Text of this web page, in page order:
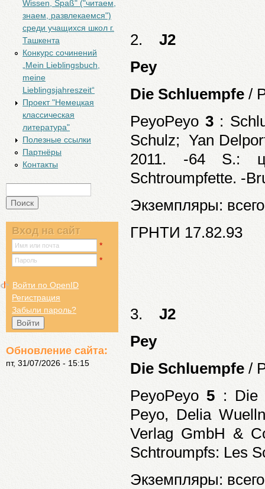
2. J2
Pey
Die Schluempfe /
PeyoPeyo 3:
Schulz; Yan
2011. -64 S.:
Schtroumpfette. -
Экземпляры:
ГРНТИ 17.82.93
3. J2
Pey
Die Schluempfe /
PeyoPeyo5 : Die
Peyo, Delia
Verlag GmbH &
Schtroumpfs: Les
Экземпляры:
Wissen, Spaß" ("читаем,
знаем, развлекаемся")
среди учащихся школ г.
Ташкента
Конкурс сочинений
„Mein Lieblingsbuch,
meine
Lieblingsjahreszeit“
Проект "Немецкая
классическая
литература"
Полезные ссылки
Партнёры
Контакты
Форма поиска
Вход на сайт
Имя или почта *
Пароль *
Войти по OpenID
Регистрация
Забыли пароль?
Обновление сайта:
пт, 31/07/2026 - 15:15